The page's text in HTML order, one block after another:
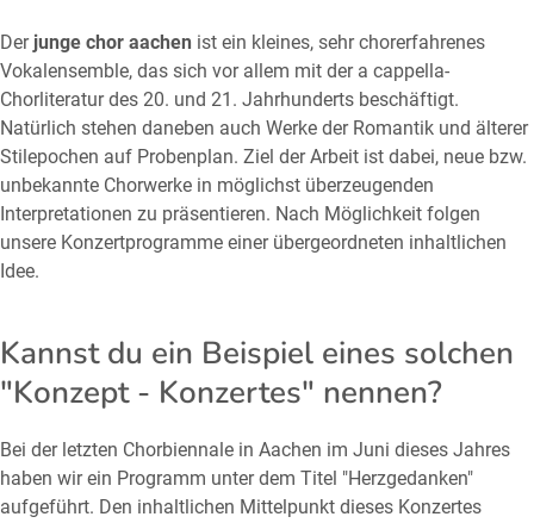
Der junge chor aachen ist ein kleines, sehr chorerfahrenes
Vokalensemble, das sich vor allem mit der a cappella-
Chorliteratur des 20. und 21. Jahrhunderts beschäftigt.
Natürlich stehen daneben auch Werke der Romantik und älterer
Stilepochen auf Probenplan. Ziel der Arbeit ist dabei, neue bzw.
unbekannte Chorwerke in möglichst überzeugenden
Interpretationen zu präsentieren. Nach Möglichkeit folgen
unsere Konzertprogramme einer übergeordneten inhaltlichen
Idee.
Kannst du ein Beispiel eines solchen
"Konzept - Konzertes" nennen?
Bei der letzten Chorbiennale in Aachen im Juni dieses Jahres
haben wir ein Programm unter dem Titel "Herzgedanken"
aufgeführt. Den inhaltlichen Mittelpunkt dieses Konzertes